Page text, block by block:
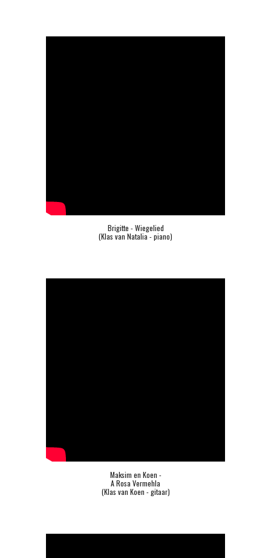
Brigitte - Wiegelied
(Klas van Natalia - piano)
Maksim en Koen -
A Rosa Vermehla
(Klas van Koen - gitaar)